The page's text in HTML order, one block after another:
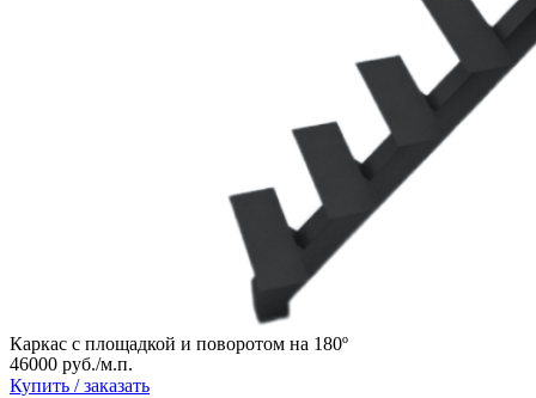
Каркас с площадкой и поворотом на 180º
46000 руб./м.п.
Купить / заказать